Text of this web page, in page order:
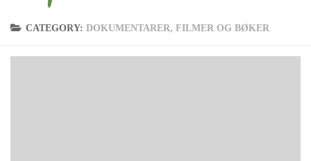
CATEGORY: DOKUMENTARER, FILMER OG BØKER